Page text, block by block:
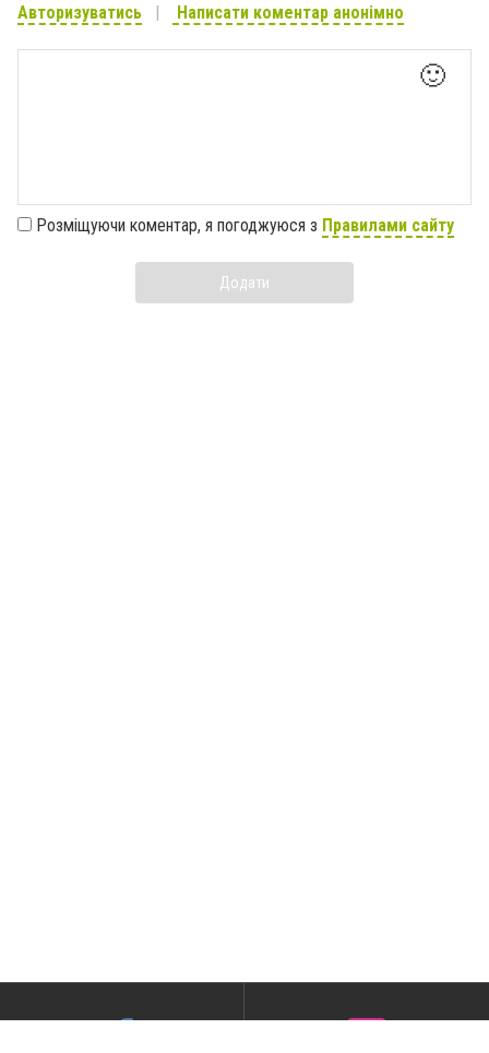
Авторизуватись Написати коментар анонімно
🙂
Розміщуючи коментар, я погоджуюся з Правилами сайту
Додати